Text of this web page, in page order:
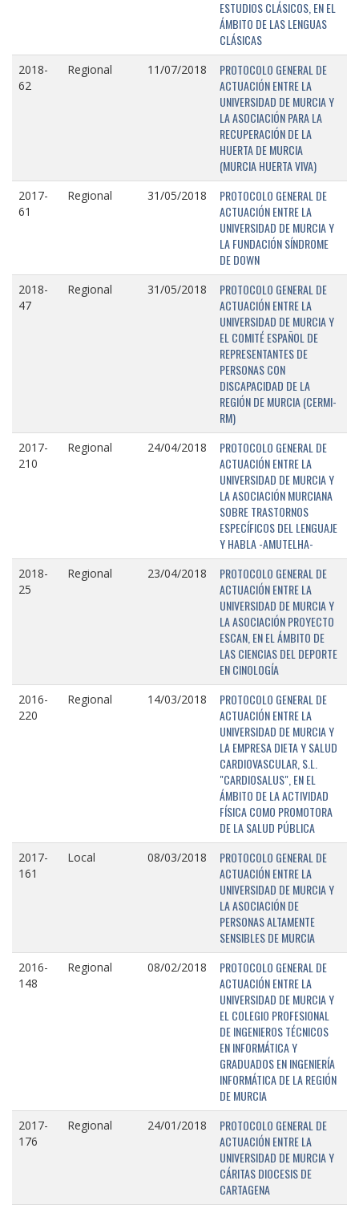
ESTUDIOS CLÁSICOS, EN EL
ÁMBITO DE LAS LENGUAS
CLÁSICAS
2018-
62
Regional 11/07/2018
PROTOCOLO GENERAL DE
ACTUACIÓN ENTRE LA
UNIVERSIDAD DE MURCIA Y
LA ASOCIACIÓN PARA LA
RECUPERACIÓN DE LA
HUERTA DE MURCIA
(MURCIA HUERTA VIVA)
2017-
61
Regional 31/05/2018
PROTOCOLO GENERAL DE
ACTUACIÓN ENTRE LA
UNIVERSIDAD DE MURCIA Y
LA FUNDACIÓN SÍNDROME
DE DOWN
2018-
47
Regional 31/05/2018
PROTOCOLO GENERAL DE
ACTUACIÓN ENTRE LA
UNIVERSIDAD DE MURCIA Y
EL COMITÉ ESPAÑOL DE
REPRESENTANTES DE
PERSONAS CON
DISCAPACIDAD DE LA
REGIÓN DE MURCIA (CERMI-
RM)
2017-
210
Regional 24/04/2018
PROTOCOLO GENERAL DE
ACTUACIÓN ENTRE LA
UNIVERSIDAD DE MURCIA Y
LA ASOCIACIÓN MURCIANA
SOBRE TRASTORNOS
ESPECÍFICOS DEL LENGUAJE
Y HABLA -AMUTELHA-
2018-
25
Regional 23/04/2018
PROTOCOLO GENERAL DE
ACTUACIÓN ENTRE LA
UNIVERSIDAD DE MURCIA Y
LA ASOCIACIÓN PROYECTO
ESCAN, EN EL ÁMBITO DE
LAS CIENCIAS DEL DEPORTE
EN CINOLOGÍA
2016-
220
Regional 14/03/2018
PROTOCOLO GENERAL DE
ACTUACIÓN ENTRE LA
UNIVERSIDAD DE MURCIA Y
LA EMPRESA DIETA Y SALUD
CARDIOVASCULAR, S.L.
"CARDIOSALUS", EN EL
ÁMBITO DE LA ACTIVIDAD
FÍSICA COMO PROMOTORA
DE LA SALUD PÚBLICA
2017-
161
Local 08/03/2018
PROTOCOLO GENERAL DE
ACTUACIÓN ENTRE LA
UNIVERSIDAD DE MURCIA Y
LA ASOCIACIÓN DE
PERSONAS ALTAMENTE
SENSIBLES DE MURCIA
2016-
148
Regional 08/02/2018
PROTOCOLO GENERAL DE
ACTUACIÓN ENTRE LA
UNIVERSIDAD DE MURCIA Y
EL COLEGIO PROFESIONAL
DE INGENIEROS TÉCNICOS
EN INFORMÁTICA Y
GRADUADOS EN INGENIERÍA
INFORMÁTICA DE LA REGIÓN
DE MURCIA
2017-
176
Regional 24/01/2018
PROTOCOLO GENERAL DE
ACTUACIÓN ENTRE LA
UNIVERSIDAD DE MURCIA Y
CÁRITAS DIOCESIS DE
CARTAGENA